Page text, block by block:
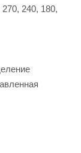
240, 180,